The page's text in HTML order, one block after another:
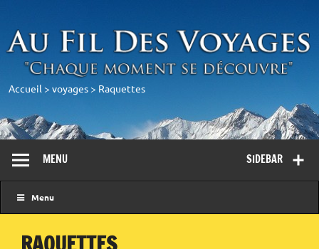
Accueil > voyages> Raquettes
SIDEBAR
MENU
Menu